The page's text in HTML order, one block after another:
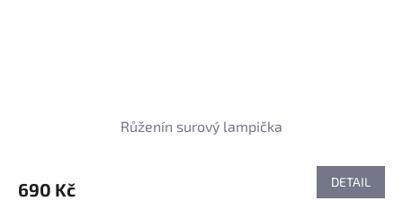
Růženín surový lampička
690 Kč DETAIL